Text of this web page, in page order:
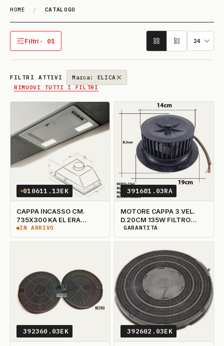
HOME / CATALOGO
Catalogo
Filtri · 01
1 filtro attivo
FILTRI ATTIVI
Marca: ELICA
RIMUOVI TUTTI I FILTRI
010611.13EK
CAPPA INCASSO CM.
735X300 KA EL ERA
GR/A/80 CON/FILTRO
CARBONE
IN ARRIVO
IN ARRIVO
391681.03RA
MOTORE CAPPA 3 VEL.
D.20CM 135W FILTRO
393680 PERNO 397846
DISPONIBILITÀ GARANTITA
GARANTITA
392360.03EK 392602.03EK